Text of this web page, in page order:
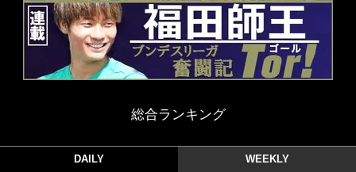
総合ランキング
DAILY WEEKLY